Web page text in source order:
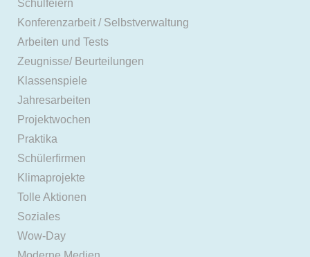
Schulfeiern
Konferenzarbeit / Selbstverwaltung
Arbeiten und Tests
Zeugnisse/ Beurteilungen
Klassenspiele
Jahresarbeiten
Projektwochen
Praktika
Schülerfirmen
Klimaprojekte
Tolle Aktionen
Soziales
Wow-Day